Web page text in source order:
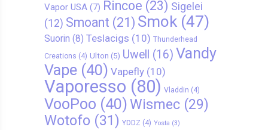
Vapor USA(7) Rincoe (23) Sigelei
(12) Smoant (21) Smok(47)
Suorin (8) Teslacigs (10) Thunderhead
Creations (4) Ulton (5) Uwell (16) Vandy
Vape(40) Vapefly(10)
Vaporesso (80) Vladdin (4)
VooPoo (40) Wismec(29)
Wotofo (31) YDDZ (4) Yosta (3)